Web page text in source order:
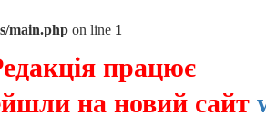
main.php on line 1
працює
на новий сайт